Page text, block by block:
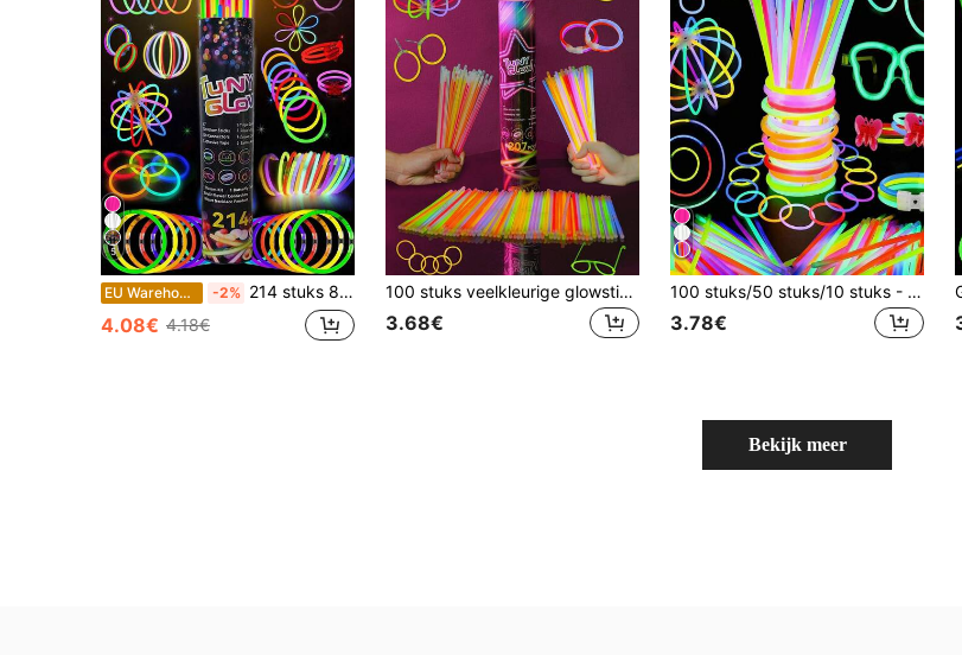
5
EU Warehouse -2% 214 stuks 8-inch superheldere glowsticks, 9-13 uur langdurige gloei, DIY armbanden, kettingen, brillen, geschikt voor concerten, bruiloften, Kerstmis, Valentijnsdag en diverse feestdecoraties & cadeaus
4.08€ 4.18€
100 stuks veelkleurige glowsticks, gaat 8-12 uur mee, geschikt voor bruiloften, feesten, concerten, bars, nachtclubs en lichtfeesten (inclusief 50 connectoren en 50 glowsticks, totaal 100 stuks), voor kinderen
3.68€
100 stuks/50 stuks/10 stuks - Glowsticks voor volwassenen als feestcadeautjes: Set van 100 glowsticks in 7 kleuren, inclusief glowkettingen, bloembollen, glowbrillen en vlinder-/drievoudige connectoren. Geschikt voor concerten, zomerdecoraties, Halloweenfeestverlichting, Halloweenversieringen en kerstversieringen.
3.78€
Bekijk meer